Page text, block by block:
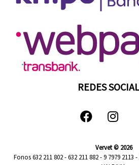
REDES
Vervet © 2026
Fonos 632 211 802 - 632 211 882 - 9 7979